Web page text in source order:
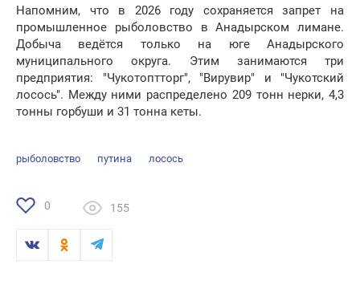
Напомним, что в 2026 году сохраняется запрет на
промышленное рыболовство в Анадырском лимане.
Добыча ведётся только на юге Анадырского
муниципального округа. Этим занимаются три
предприятия: "Чукотоптторг", "Вирувир" и "Чукотский
лосось". Между ними распределено 209 тонн нерки, 4,3
тонны горбуши и 31 тонна кеты.
рыболовство путина лосось
0 155